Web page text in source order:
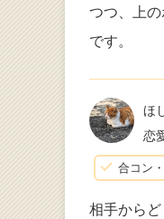
つつ、上
です。
ほ
恋
合コン
相手から